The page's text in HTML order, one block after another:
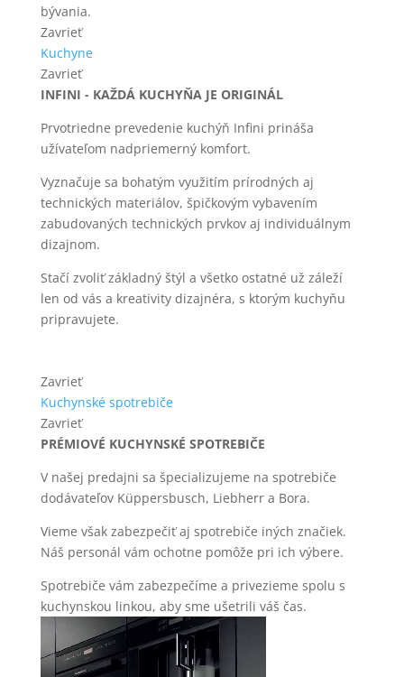
bývania.
Zavrieť
Kuchyne
Zavrieť
INFINI - KAŽDÁ KUCHYŇA JE ORIGINÁL
Prvotriedne prevedenie kuchýň Infini prináša
užívateľom nadpriemerný komfort.
Vyznačuje sa bohatým využitím prírodných aj
technických materiálov, špičkovým vybavením
zabudovaných technických prvkov aj individuálnym
dizajnom.
Stačí zvoliť základný štýl a všetko ostatné už záleží
len od vás a kreativity dizajnéra, s ktorým kuchyňu
pripravujete.
Zavrieť
Kuchynské spotrebiče
Zavrieť
PRÉMIOVÉ KUCHYNSKÉ SPOTREBIČE
V našej predajni sa špecializujeme na spotrebiče
dodávateľov Küppersbusch, Liebherr a Bora.
Vieme však zabezpečiť aj spotrebiče iných značiek.
Náš personál vám ochotne pomôže pri ich výbere.
Spotrebiče vám zabezpečíme a privezieme spolu s
kuchynskou linkou, aby sme ušetrili váš čas.